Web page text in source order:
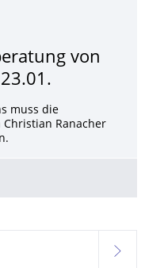
von
muss die
Ranacher
aktuell ausgewählt
weiter